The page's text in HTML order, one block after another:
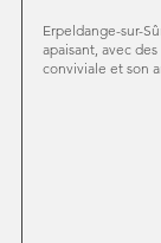
Erpeldange-sur-
apaisant, avec
conviviale et son